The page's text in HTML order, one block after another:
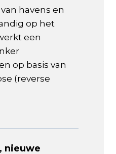
havens en
op het
een
op basis van
(reverse
nieuwe